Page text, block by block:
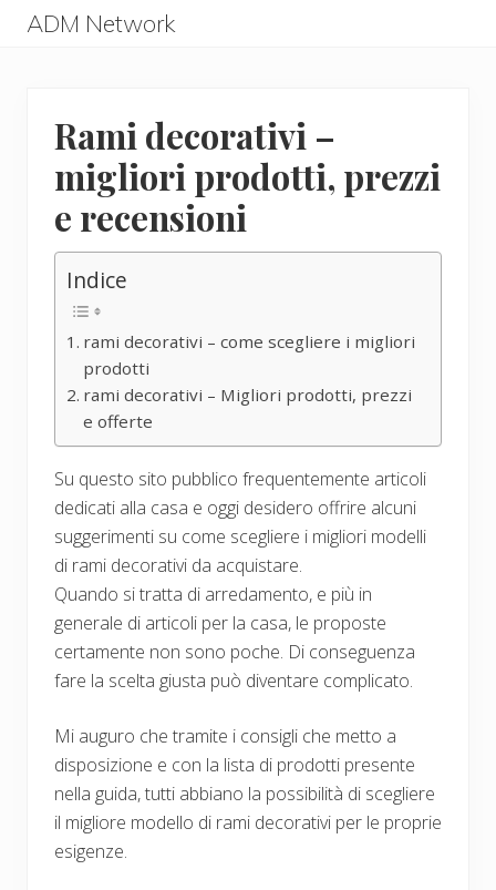
MenuADM Network
Rami decorativi –
migliori prodotti, prezzi
e recensioni
Indice
rami decorativi – come scegliere i migliori
prodotti
rami decorativi – Migliori prodotti, prezzi
e offerte
Su questo sito pubblico frequentemente articoli
dedicati alla casa e oggi desidero offrire alcuni
suggerimenti su come scegliere i migliori modelli
di rami decorativi da acquistare.
Quando si tratta di arredamento, e più in
generale di articoli per la casa, le proposte
certamente non sono poche. Di conseguenza
fare la scelta giusta può diventare complicato.
Mi auguro che tramite i consigli che metto a
disposizione e con la lista di prodotti presente
nella guida, tutti abbiano la possibilità di scegliere
il migliore modello di rami decorativi per le proprie
esigenze.